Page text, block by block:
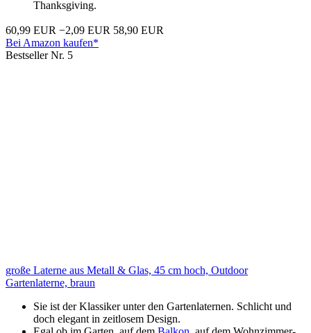
Thanksgiving.
60,99 EUR −2,09 EUR 58,90 EUR
Bei Amazon kaufen*
Bestseller Nr. 5
große Laterne aus Metall & Glas, 45 cm hoch, Outdoor
Gartenlaterne, braun
Sie ist der Klassiker unter den Gartenlaternen. Schlicht und
doch elegant in zeitlosem Design.